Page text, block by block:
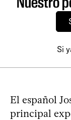
Si
El español
principal